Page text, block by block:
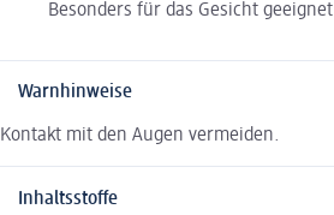
Besonders für das Gesicht geeignet
Warnhinweise
Kontakt mit den Augen vermeiden.
Inhaltsstoffe